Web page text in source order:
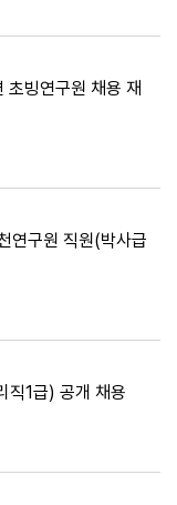
빙연구원 채용 재
구원 직원(박사급
1급) 공개 채용